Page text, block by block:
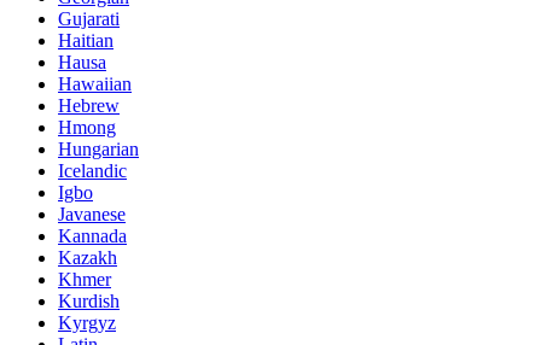
Gujarati
Haitian
Hausa
Hawaiian
Hebrew
Hmong
Hungarian
Icelandic
Igbo
Javanese
Kannada
Kazakh
Khmer
Kurdish
Kyrgyz